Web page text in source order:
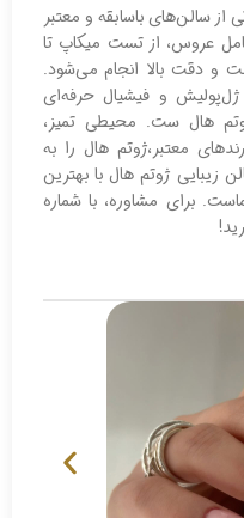
از سالن‌های باسابقه و معتبر
عروس، از تست میکاپ تا
و دقت بالا انجام می‌شود.
و فیشیال حرفه‌ای
هال ست. محیطی تمیز،
معتبر،ژوتم هال را به
زیبایی ژوتم هال با بهترین
برای مشاوره، با شماره